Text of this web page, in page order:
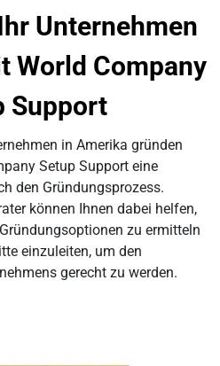
Unternehmen
World Company
Support
in Amerika gründen
Setup Support eine
den Gründungsprozess.
können Ihnen dabei helfen,
zu ermitteln
einzuleiten, um den
gerecht zu werden.